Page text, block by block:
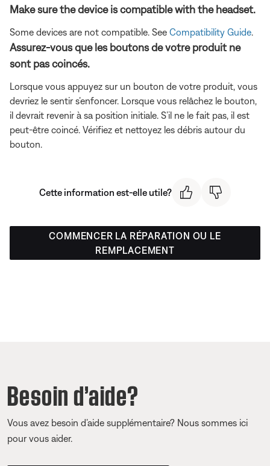
Make sure the device is compatible with the headset.
Some devices are not compatible. See Compatibility Guide
Assurez-vous que les boutons de votre produit ne
sont pas coincés.
Lorsque vous appuyez sur un bouton de votre produit, vous
devriez le sentir s’enfoncer. Lorsque vous relâchez le bouton,
il devrait revenir à sa position initiale. S’il ne le fait pas, il est
peut-être coincé. Vérifiez et nettoyez les débris autour du
bouton.
Cette information est-elle utile?
COMMENCER LA RÉPARATION OU LE
REMPLACEMENT
Besoin d’aide?
Vous avez besoin d’aide supplémentaire? Nous sommes ici
pour vous aider.